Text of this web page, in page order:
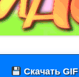
Скачать GIF